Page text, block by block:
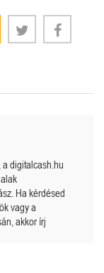
, a digitalcash.hu
Ha kérdésed
vagy a
akkor írj